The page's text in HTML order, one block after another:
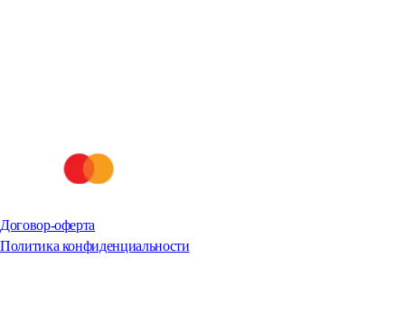
Договор-оферта
Политика конфиденциальности